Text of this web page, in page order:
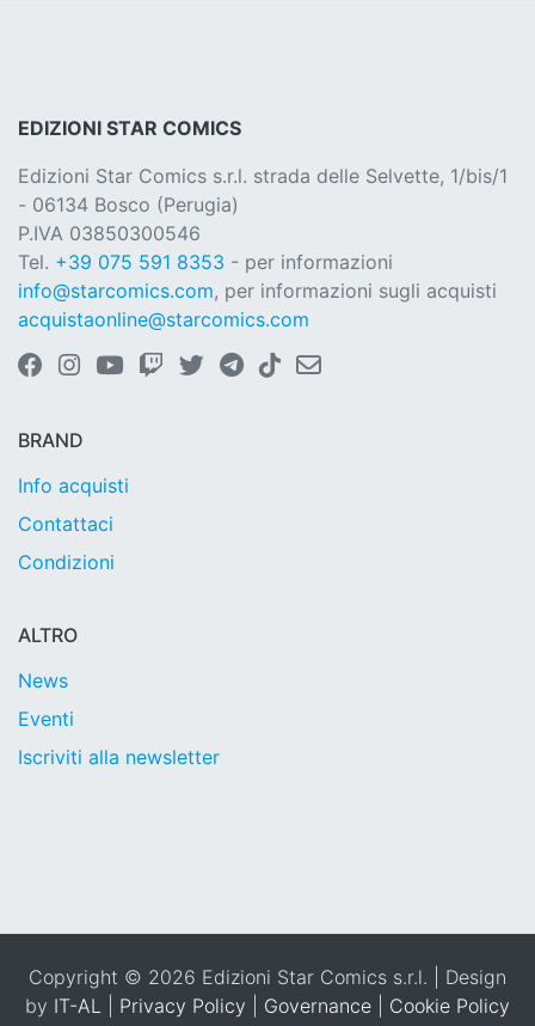
EDIZIONI STAR COMICS
Edizioni Star Comics s.r.l. strada delle Selvette, 1/bis/1
- 06134 Bosco (Perugia)
P.IVA 03850300546
Tel. +39 075 591 8353 - per informazioni
info@starcomics.com, per informazioni sugli acquisti
acquistaonline@starcomics.com
BRAND
Info acquisti
Contattaci
Condizioni
ALTRO
News
Eventi
Iscriviti alla newsletter
Copyright © 2026 Edizioni Star Comics s.r.l. | Design
by IT-AL Privacy Policy Governance Cookie Policy